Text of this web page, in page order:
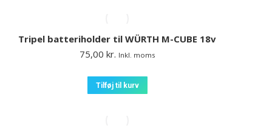
Tripel batteriholder til WÜRTH M-CUBE 18v
75,00 kr. Inkl. moms
Tilføj til kurv